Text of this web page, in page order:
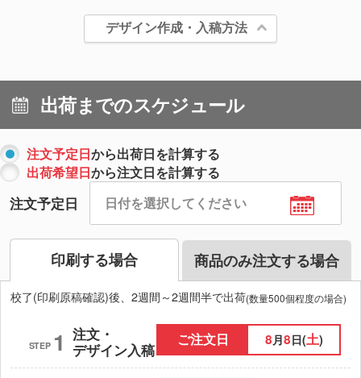
デザイン作成・入稿方法
出荷までのスケジュール
注文予定日から出荷日を計算する
出荷希望日から注文日を計算する
注文予定日
印刷する場合 商品のみ注文する場合
校了(印刷原稿確認)後、2週間～2週間半で出荷(数量500個程度の場合)
STEP 1 注文・
デザイン入稿
ご注文日 8月8日(土)